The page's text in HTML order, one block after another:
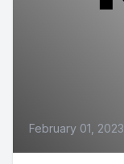
February 01, 2023